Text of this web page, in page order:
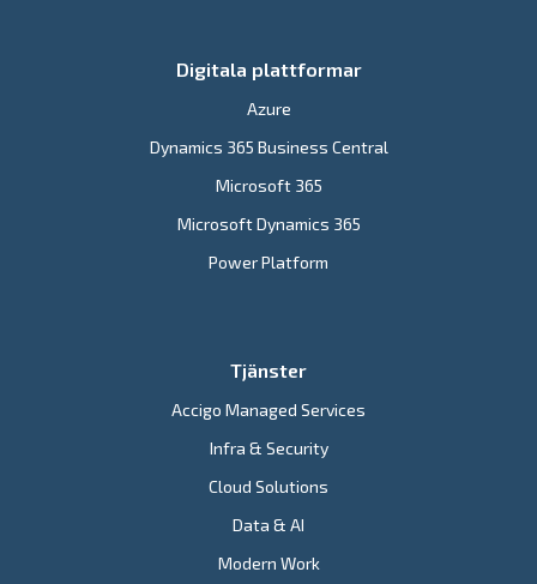
Digitala plattformar
Azure
Dynamics 365 Business Central
Microsoft 365
Microsoft Dynamics 365
Power Platform
Tjänster
Accigo Managed Services
Infra & Security
Cloud Solutions
Data & AI
Modern Work